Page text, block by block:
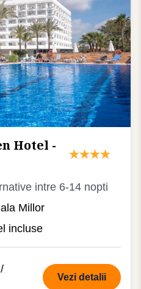
Hotel -
intre 6-14 nopti
Millor
incluse
/
Vezi detalii